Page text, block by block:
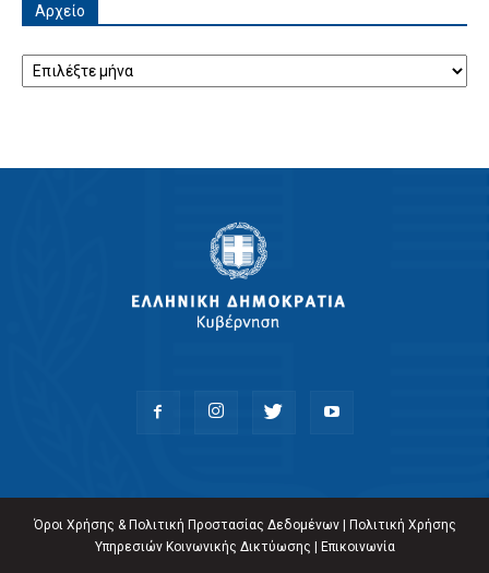
Αρχείο
Όροι Χρήσης & Πολιτική Προστασίας Δεδομένων|
Πολιτική Χρήσης
Υπηρεσιών Κοινωνικής Δικτύωσης
Επικοινωνία